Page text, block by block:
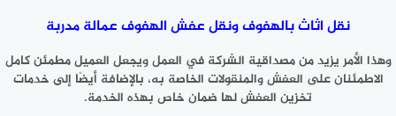
نقل اثاث بالهفوف ونقل عفش الهفوف عمالة مدربة
وهذا الأمر يزيد من مصداقية الشركة في العمل ويجعل العميل مطمئن كامل
الاطمئنان على العفش والمنقولات الخاصة به، بالإضافة أيضًا إلى خدمات
تخزين العفش لها ضمان خاص بهذه الخدمة.